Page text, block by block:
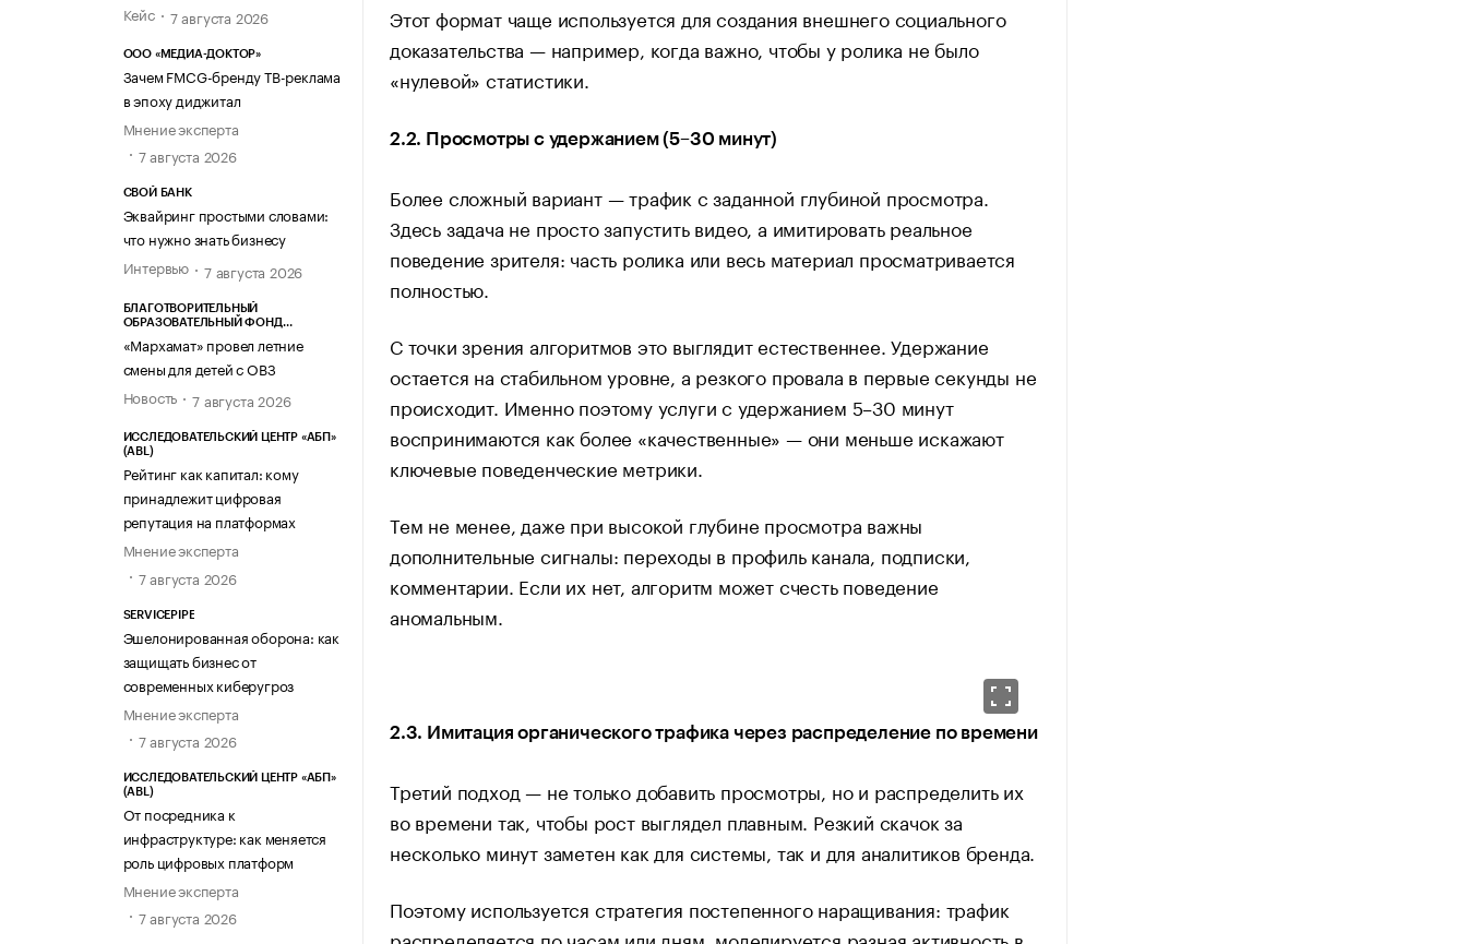
Кейс
7 августа 2026
ООО «МЕДИА-ДОКТОР»
Зачем FMCG-бренду ТВ-реклама
в эпоху диджитал
Мнение эксперта
7 августа 2026
СВОЙ БАНК
Эквайринг простыми словами:
что нужно знать бизнесу
Интервью
7 августа 2026
БЛАГОТВОРИТЕЛЬНЫЙ
ОБРАЗОВАТЕЛЬНЫЙ ФОНД
«Мархамат» провел летние
смены для детей с ОВЗ
Новость
7 августа 2026
ИССЛЕДОВАТЕЛЬСКИЙ ЦЕНТР «АБП»
(ABL)
Рейтинг как капитал: кому
принадлежит цифровая
репутация на платформах
Мнение эксперта
7 августа 2026
SERVICEPIPE
Эшелонированная оборона: как
защищать бизнес от
современных киберугроз
Мнение эксперта
7 августа 2026
ИССЛЕДОВАТЕЛЬСКИЙ ЦЕНТР «АБП»
(ABL)
От посредника к
инфраструктуре: как меняется
роль цифровых платформ
Мнение эксперта
7 августа 2026
Этот формат чаще используется для создания внешнего социального
доказательства — например, когда важно, чтобы у ролика не было
«нулевой» статистики.
2.2. Просмотры с удержанием (5–30 минут)
Более сложный вариант — трафик с заданной глубиной просмотра.
Здесь задача не просто запустить видео, а имитировать реальное
поведение зрителя: часть ролика или весь материал просматривается
полностью.
С точки зрения алгоритмов это выглядит естественнее. Удержание
остается на стабильном уровне, а резкого провала в первые секунды не
происходит. Именно поэтому услуги с удержанием 5–30 минут
воспринимаются как более «качественные» — они меньше искажают
ключевые поведенческие метрики.
Тем не менее, даже при высокой глубине просмотра важны
дополнительные сигналы: переходы в профиль канала, подписки,
комментарии. Если их нет, алгоритм может счесть поведение
аномальным.
2.3. Имитация органического трафика через распределение по времени
Третий подход — не только добавить просмотры, но и распределить их
во времени так, чтобы рост выглядел плавным. Резкий скачок за
несколько минут заметен как для системы, так и для аналитиков бренда.
Поэтому используется стратегия постепенного наращивания: трафик